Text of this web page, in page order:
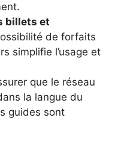
billets et
de forfaits
simplifie l’usage et
que le réseau
la langue du
guides sont